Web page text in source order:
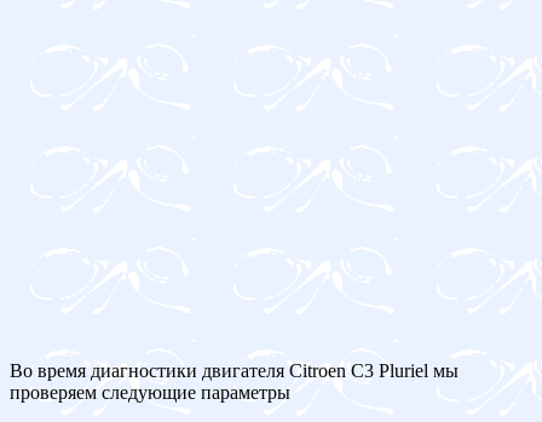
Во время диагностики двигателя Citroen C3 Pluriel мы
проверяем следующие параметры